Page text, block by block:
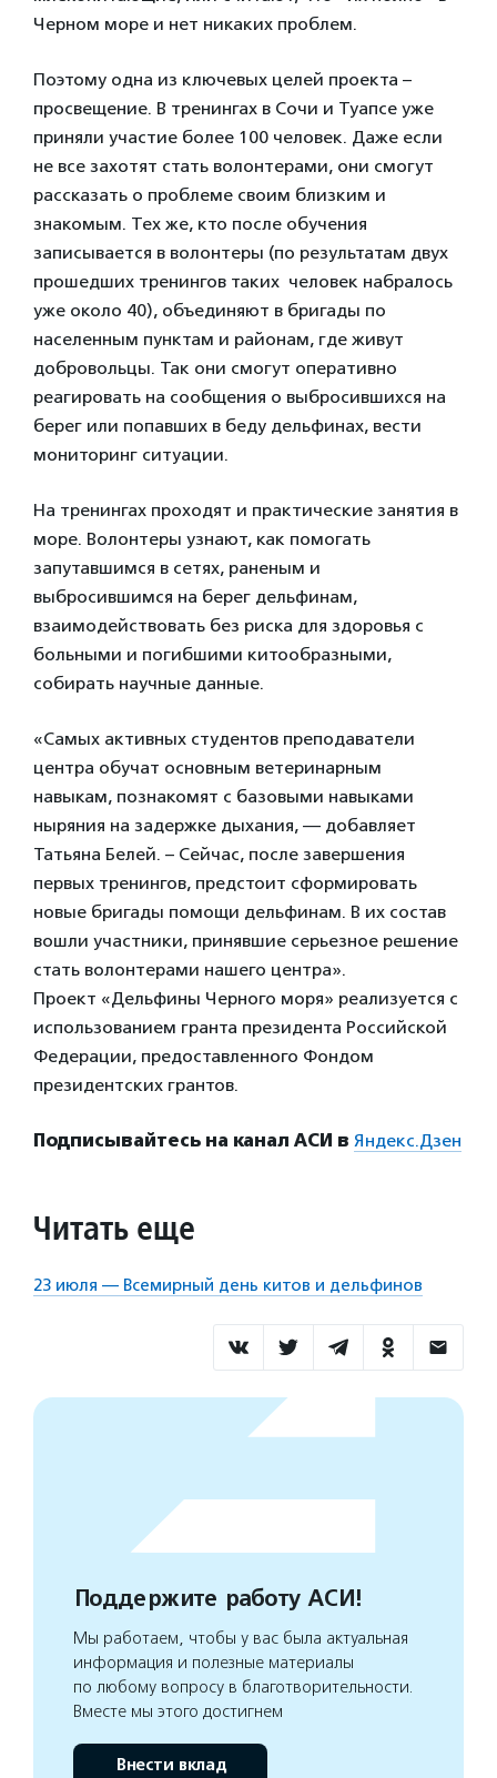
Черном море и нет никаких проблем.
Поэтому одна из ключевых целей проекта –
просвещение. В тренингах в Сочи и Туапсе уже
приняли участие более 100 человек. Даже если
не все захотят стать волонтерами, они смогут
рассказать о проблеме своим близким и
знакомым. Тех же, кто после обучения
записывается в волонтеры (по результатам двух
прошедших тренингов таких человек набралось
уже около 40), объединяют в бригады по
населенным пунктам и районам, где живут
добровольцы. Так они смогут оперативно
реагировать на сообщения о выбросившихся на
берег или попавших в беду дельфинах, вести
мониторинг ситуации.
На тренингах проходят и практические занятия в
море. Волонтеры узнают, как помогать
запутавшимся в сетях, раненым и
выбросившимся на берег дельфинам,
взаимодействовать без риска для здоровья с
больными и погибшими китообразными,
собирать научные данные.
«Самых активных студентов преподаватели
центра обучат основным ветеринарным
навыкам, познакомят с базовыми навыками
ныряния на задержке дыхания, — добавляет
Татьяна Белей. – Сейчас, после завершения
первых тренингов, предстоит сформировать
новые бригады помощи дельфинам. В их состав
вошли участники, принявшие серьезное решение
стать волонтерами нашего центра».
Проект «Дельфины Черного моря» реализуется с
использованием гранта президента Российской
Федерации, предоставленного Фондом
президентских грантов.
Подписывайтесь на канал АСИ в Яндекс.Дзен
Читать еще
23 июля — Всемирный день китов и дельфинов
Поддержите работу АСИ!
Мы работаем, чтобы у вас была актуальная
информация и полезные материалы
по любому вопросу в благотворительности.
Вместе мы этого достигнем
Внести вклад